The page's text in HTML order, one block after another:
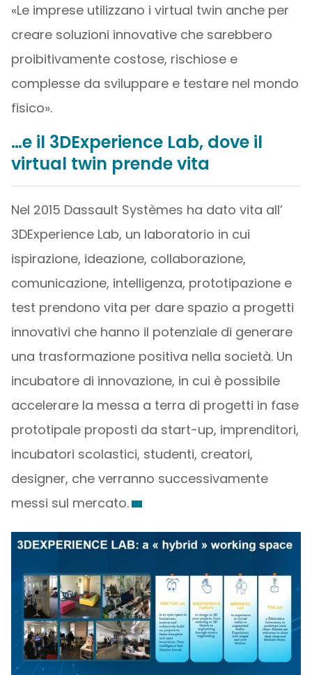
«Le imprese utilizzano i virtual twin anche per
creare soluzioni innovative che sarebbero
proibitivamente costose, rischiose e
complesse da sviluppare e testare nel mondo
fisico».
…e il 3DExperience Lab, dove il
virtual twin prende vita
Nel 2015 Dassault Systèmes ha dato vita all’
3DExperience Lab, un laboratorio in cui
ispirazione, ideazione, collaborazione,
comunicazione, intelligenza, prototipazione e
test prendono vita per dare spazio a progetti
innovativi che hanno il potenziale di generare
una trasformazione positiva nella società. Un
incubatore di innovazione, in cui è possibile
accelerare la messa a terra di progetti in fase
prototipale proposti da start-up, imprenditori,
incubatori scolastici, studenti, creatori,
designer, che verranno successivamente
messi sul mercato.